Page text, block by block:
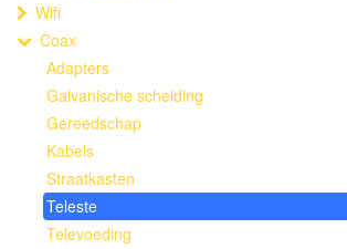
Wifi
Coax
Adapters
Galvanische scheiding
Gereedschap
Kabels
Straatkasten
Teleste
Televoeding